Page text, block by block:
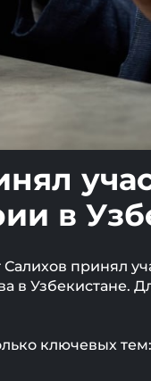
в
Салихов принял
в
ключевых тем: